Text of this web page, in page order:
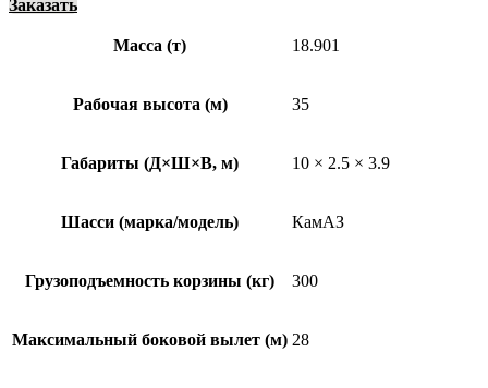
Заказать
Масса (т) 18.901
Рабочая высота (м) 35
Габариты (Д×Ш×В, м) 10 × 2.5 × 3.9
Шасси (марка/модель) КамАЗ
Грузоподъемность корзины (кг) 300
Максимальный боковой вылет (м) 28